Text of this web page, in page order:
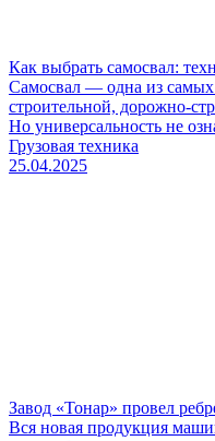
Как выбрать самосвал:
Самосвал — одна из
строительной, дорожно-
Но универсальность не
Грузовая техника
25.04.2025
Завод «Тонар» провел
Вся новая продукция